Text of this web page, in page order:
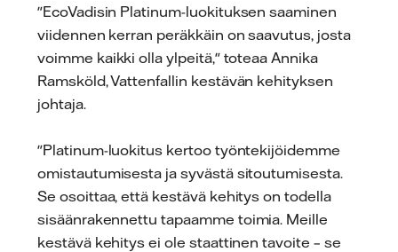
"EcoVadisin Platinum-luokituksen saaminen
viidennen kerran peräkkäin on saavutus, josta
voimme kaikki olla ylpeitä," toteaa Annika
Ramsköld, Vattenfallin kestävän kehityksen
johtaja.
"Platinum-luokitus kertoo työntekijöidemme
omistautumisesta ja syvästä sitoutumisesta.
Se osoittaa, että kestävä kehitys on todella
sisäänrakennettu tapaamme toimia. Meille
kestävä kehitys ei ole staattinen tavoite – se